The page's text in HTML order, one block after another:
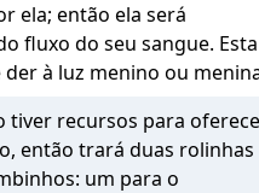
ela; então ela será
fluxo do seu sangue.
der à luz menino ou
tiver recursos para
então trará duas rolinhas
um para o